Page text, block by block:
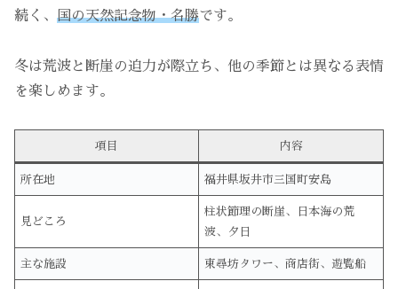
続く、 国の天然記念物・名勝です。
冬は荒波と断崖の迫力が際立ち、他の季節とは異なる表情
を楽しめます。
項目 内容
所在地 福井県坂井市三国町安島
見どころ
柱状節理の断崖、日本海の荒
波、夕日
主な施設 東尋坊タワー、商店街、遊覧船